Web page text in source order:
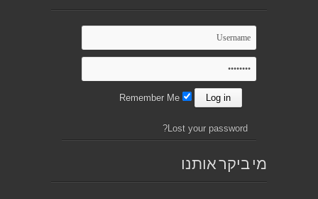
Lost your password?
מי ביקר אותנו